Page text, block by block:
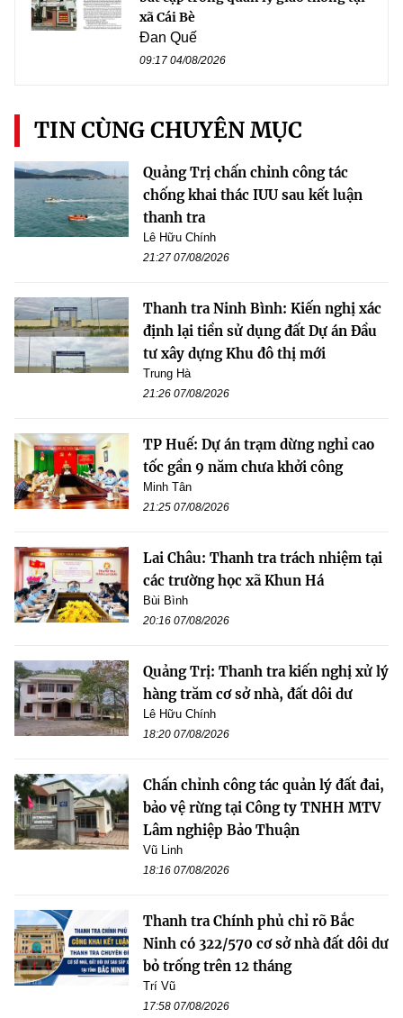
xã Cái Bè
Đan Quế
09:17 04/08/2026
TIN CÙNG CHUYÊN MỤC
Quảng Trị chấn chỉnh công tác
chống khai thác IUU sau kết luận
thanh tra
Lê Hữu Chính
21:27 07/08/2026
Thanh tra Ninh Bình: Kiến nghị xác
định lại tiền sử dụng đất Dự án Đầu
tư xây dựng Khu đô thị mới
Trung Hà
21:26 07/08/2026
TP Huế: Dự án trạm dừng nghỉ cao
tốc gần 9 năm chưa khởi công
Minh Tân
21:25 07/08/2026
Lai Châu: Thanh tra trách nhiệm tại
các trường học xã Khun Há
Bùi Bình
20:16 07/08/2026
Quảng Trị: Thanh tra kiến nghị xử lý
hàng trăm cơ sở nhà, đất dôi dư
Lê Hữu Chính
18:20 07/08/2026
Chấn chỉnh công tác quản lý đất đai,
bảo vệ rừng tại Công ty TNHH MTV
Lâm nghiệp Bảo Thuận
Vũ Linh
18:16 07/08/2026
Thanh tra Chính phủ chỉ rõ Bắc
Ninh có 322/570 cơ sở nhà đất dôi dư
bỏ trống trên 12 tháng
Trí Vũ
17:58 07/08/2026